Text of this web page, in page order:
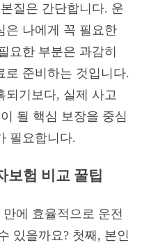
질은 간단합니다. 운
은 나에게 꼭 필요한
요한 부분은 과감히
로 준비하는 것입니다.
되기보다, 실제 사고
될 핵심 보장을 중심
필요합니다.
보험 비교 꿀팁
에 효율적으로 운전
있을까요? 첫째, 본인